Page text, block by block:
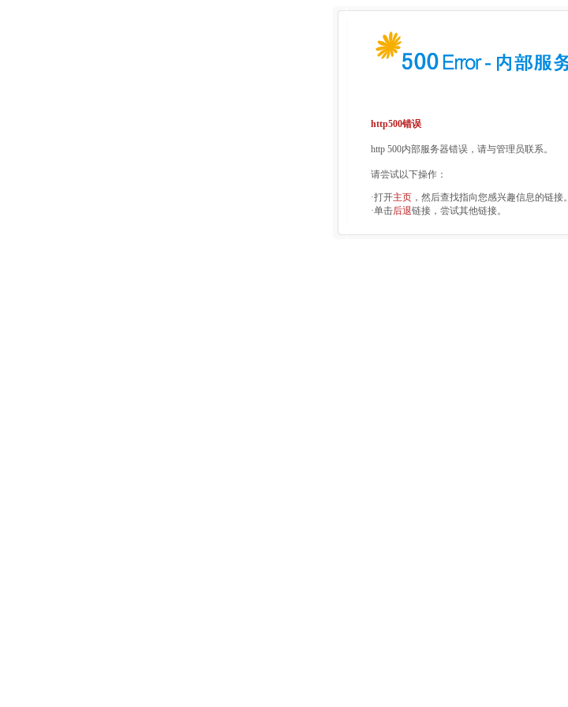
http500错误
http 500内部服务器错误，请与管理员联系。
请尝试以下操作：
·打开主页 ，然后查找指向您感兴趣信息的链接。
·单击后退链接，尝试其他链接。